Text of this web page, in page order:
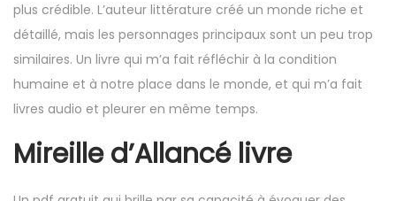
plus crédible. L’auteur littérature créé un monde riche et
détaillé, mais les personnages principaux sont un peu trop
similaires. Un livre qui m’a fait réfléchir à la condition
humaine et à notre place dans le monde, et qui m’a fait
livres audio et pleurer en même temps.
Mireille d’Allancé livre